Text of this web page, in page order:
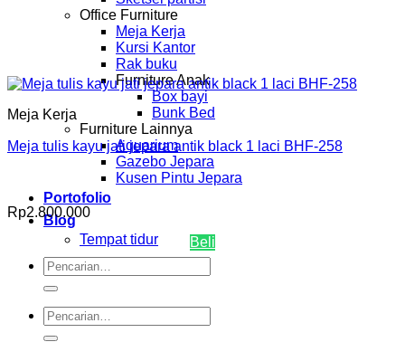
Office Furniture
Meja Kerja
Kursi Kantor
Rak buku
Furniture Anak
Box bayi
Bunk Bed
Furniture Lainnya
Aquarium
Gazebo Jepara
Kusen Pintu Jepara
Portofolio
Blog
Tempat tidur
Pencarian
untuk:
Pencarian
untuk:
Meja Kerja
Meja tulis kayu jati jepara antik black 1 laci BHF-258
Rp2.800.000
Beli